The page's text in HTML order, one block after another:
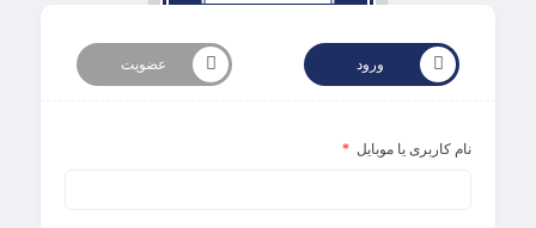
ورود عضویت
نام کاربری یا موبایل *